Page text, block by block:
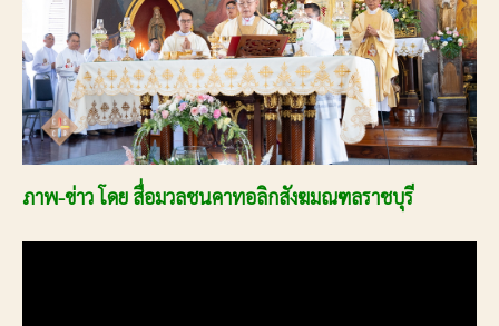
ภาพ-ข่าว โดย สื่อมวลชนคาทอลิกสังฆมณฑลราชบุรี